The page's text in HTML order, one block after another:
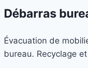
Débarras
Évacuation de
bureau. Recyclage